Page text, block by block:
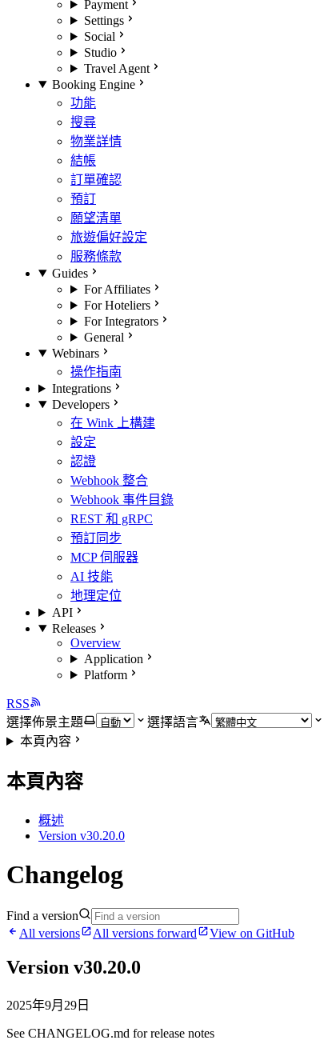
Payment
Settings
Social
Studio
Travel Agent
Booking Engine
功能
搜尋
物業詳情
結帳
訂單確認
預訂
願望清單
旅遊偏好設定
服務條款
Guides
For Affiliates
For Hoteliers
For Integrators
General
Webinars
操作指南
Integrations
Developers
在 Wink 上構建
設定
認證
Webhook 整合
Webhook 事件目錄
REST 和 gRPC
預訂同步
MCP 伺服器
AI 技能
地理定位
API
Releases
Overview
Application
Platform
RSS
選擇佈景主題
選擇語言
本頁內容
本頁內容
概述
Version v30.20.0
Changelog
Find a version
All versions
All versions forward View on GitHub
Version v30.20.0
2025年9月29日
See CHANGELOG.md for release notes